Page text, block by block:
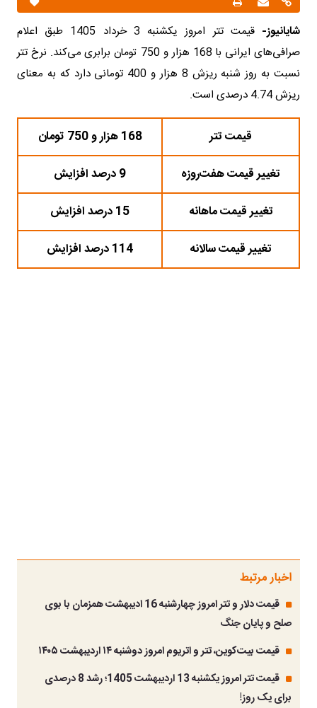
شایانیوز-
قیمت تتر امروز یکشنبه 3 خرداد 1405 طبق اعلام
صرافی‌های ایرانی با 168 هزار و 750 تومان برابری می‌کند. نرخ تتر
نسبت به روز شنبه ریزش 8 هزار و 400 تومانی دارد که به معنای
ریزش 4.74 درصدی است.
قیمت تتر
168 هزار و 750 تومان
تغییر قیمت هفت‌روزه
9 درصد افزایش
تغییر قیمت ماهانه
15 درصد افزایش
تغییر قیمت سالانه
114 درصد افزایش
اخبار مرتبط
قیمت دلار و تتر امروز چهارشنبه 16 ادیبهشت همزمان با بوی
صلح و پایان جنگ
قیمت بیت‌کوین، تتر و اتریوم امروز دوشنبه ۱۴ اردیبهشت ۱۴۰۵
قیمت تتر امروز یکشنبه 13 اردیبهشت 1405؛ رشد 8 درصدی
برای یک روز!